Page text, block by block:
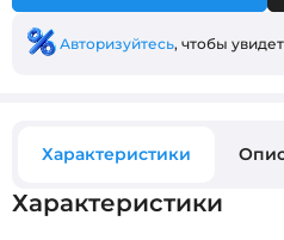
Авторизуйтесь, чтобы
Характеристики
Характеристики